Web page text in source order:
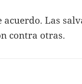
Las
contra otras.